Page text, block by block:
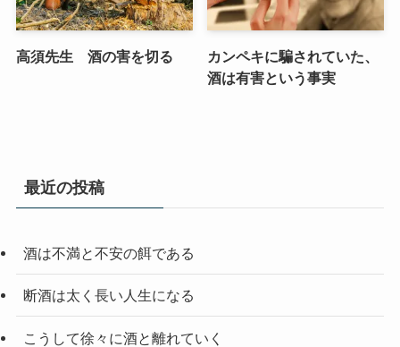
高須先生 酒の害を切る
カンペキに騙されていた、
酒は有害という事実
最近の投稿
酒は不満と不安の餌である
断酒は太く長い人生になる
こうして徐々に酒と離れていく